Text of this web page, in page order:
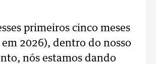
primeiros cinco meses
em 2026), dentro do nosso
nós estamos dando